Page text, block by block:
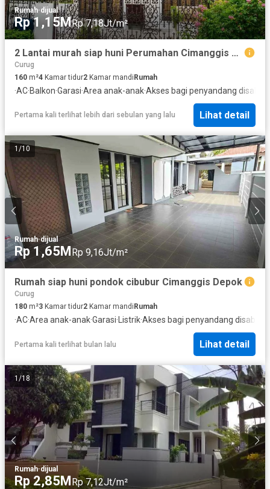
Rumah·dijual
Rp 1,15MRp 7,18Jt/m²
2 Lantai murah siap huni Perumahan Cimanggis Depok
Curug
160 m²4 Kamar tidur2 Kamar mandiRumah
·AC·Balkon·Garasi·Area anak-anak·Akses bagi penyandang
Pertama kali terlihat lebih dari sebulan yang lalu Lihat detail
1 /10
Rumah·dijual
Rp 1,65MRp 9,16Jt/m²
Rumah siap huni pondok cibubur Cimanggis Depok
Curug
180 m²3 Kamar tidur2 Kamar mandi Rumah
·AC·Area anak-anak·Garasi· Listrik·Akses bagi penyandang
Pertama kali terlihat bulan lalu Lihat detail
1 /18
Rumah·dijual
Rp 2,85MRp 7,12Jt/m²